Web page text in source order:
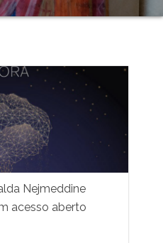
Nejmeddine
acesso aberto